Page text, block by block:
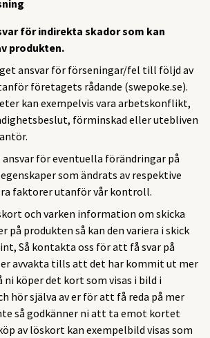
för indirekta skador som kan
produkten.
ansvar för förseningar/fel till följd av
företagets rådande (swepoke.se).
kan exempelvis vara arbetskonflikt,
förminskad eller utebliven
ansvar för eventuella förändringar på
som ändrats av respektive
faktorer utanför vår kontroll.
och varken information om skicka
på produkten så kan den variera i skick
Så kontakta oss för att få svar på
avvakta tills att det har kommit ut mer
ni köper det kort som visas i bild i
hör själva av er för att få reda på mer
så godkänner ni att ta emot kortet
av löskort kan exempelbild visas som